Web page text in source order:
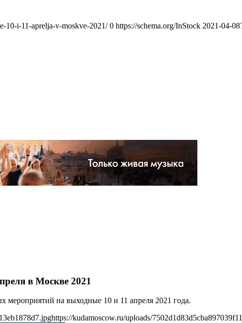
10-i-11-aprelja-v-moskve-2021/ 0 https://schema.org/InStock 2021-04-
в Москве 2021
мероприятий на выходные 10 и 11 апреля 2021 года.
https://kudamoscow.ru/uploads/